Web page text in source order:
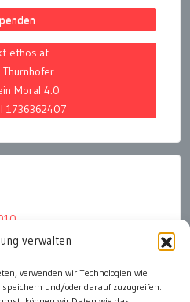
verwalten
verwenden wir Technologien wie
und/oder darauf zuzugreifen.
ethos.at
Moral 4.0
1736362407
heute.org
A3ECO